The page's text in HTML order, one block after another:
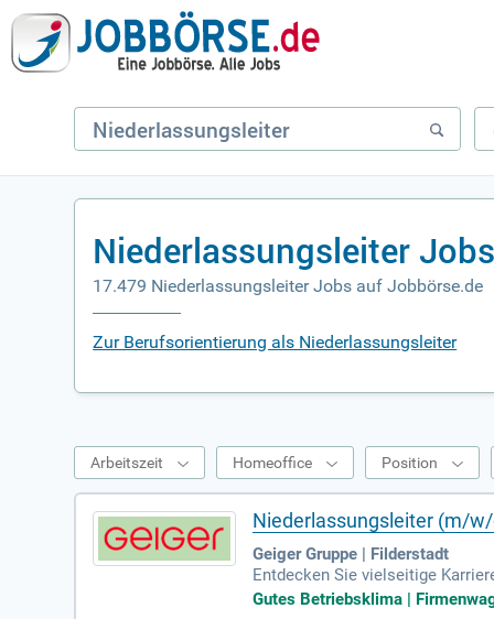
Niederlassungsleiter
17.479 Niederlassungsleiter Jobs auf Jobbörse.de
Zur Berufsorientierung als Niederlassungsleiter
Arbeitszeit Homeoffice Position
Niederlassungsleiter (m/
Geiger Gruppe | Filderstadt
Entdecken Sie vielseitige
teigern als auch erfahrenen
wortung für
Gutes Betriebsklima |